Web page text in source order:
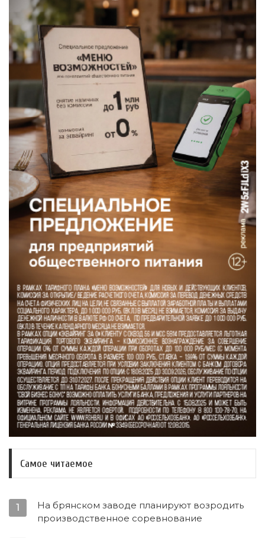
Самое читаемое
1
На брянском заводе планируют возродить
производственное соревнование